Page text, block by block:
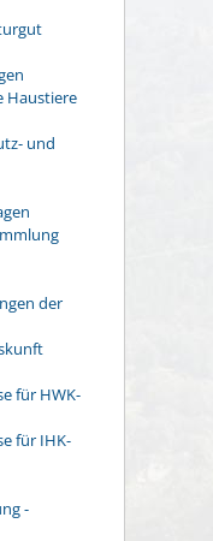
Haustiere
und
der
für HWK-
für IHK-
-